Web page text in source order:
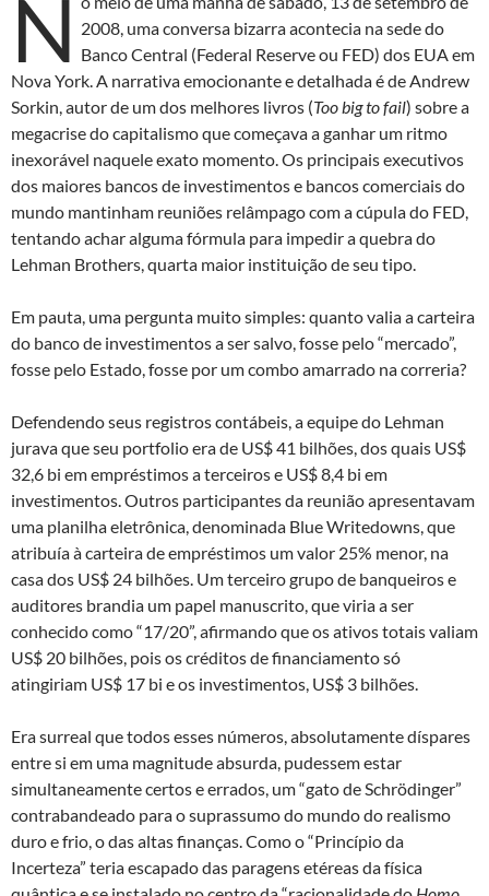
N 2008, uma conversa bizarra acontecia na sede do
Banco Central (Federal Reserve ou FED) dos EUA em
Nova York. A narrativa emocionante e detalhada é de Andrew
Sorkin, autor de um dos melhores livros (Too big to fail) sobre a
megacrise do capitalismo que começava a ganhar um ritmo
inexorável naquele exato momento. Os principais executivos
dos maiores bancos de investimentos e bancos comerciais do
mundo mantinham reuniões relâmpago com a cúpula do FED,
tentando achar alguma fórmula para impedir a quebra do
Lehman Brothers, quarta maior instituição de seu tipo.
Em pauta, uma pergunta muito simples: quanto valia a carteira
do banco de investimentos a ser salvo, fosse pelo “mercado”,
fosse pelo Estado, fosse por um combo amarrado na correria?
Defendendo seus registros contábeis, a equipe do Lehman
jurava que seu portfolio era de US$ 41 bilhões, dos quais US$
32,6 bi em empréstimos a terceiros e US$ 8,4 bi em
investimentos. Outros participantes da reunião apresentavam
uma planilha eletrônica, denominada Blue Writedowns, que
atribuía à carteira de empréstimos um valor 25% menor, na
casa dos US$ 24 bilhões. Um terceiro grupo de banqueiros e
auditores brandia um papel manuscrito, que viria a ser
conhecido como “17/20”, afirmando que os ativos totais valiam
US$ 20 bilhões, pois os créditos de financiamento só
atingiriam US$ 17 bi e os investimentos, US$ 3 bilhões.
Era surreal que todos esses números, absolutamente díspares
entre si em uma magnitude absurda, pudessem estar
simultaneamente certos e errados, um “gato de Schrödinger”
contrabandeado para o suprassumo do mundo do realismo
duro e frio, o das altas finanças. Como o “Princípio da
Incerteza” teria escapado das paragens etéreas da física